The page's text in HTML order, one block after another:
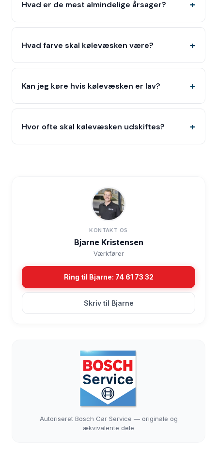
Hvad er de mest almindelige årsager?
Hvad farve skal kølevæsken være?
Kan jeg køre hvis kølevæsken er lav?
Hvor ofte skal kølevæsken udskiftes?
KONTAKT OS
Bjarne Kristensen
Værkfører
Ring til Bjarne: 74 61 73 32
Skriv til Bjarne
Autoriseret Bosch Car Service — originale og
ækvivalente dele